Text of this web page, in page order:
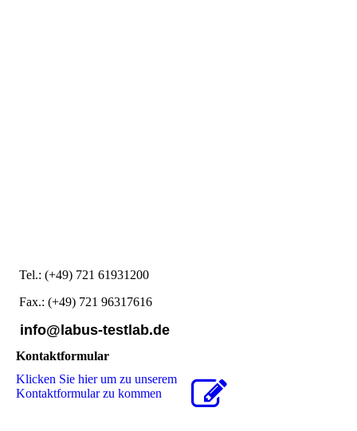
Tel.: (+49) 721 61931200
Fax.: (+49) 721 96317616
info@labus-testlab.de
Kontaktformular
Klicken Sie hier um zu unserem
Kon­takt­for­mu­lar zu kommen